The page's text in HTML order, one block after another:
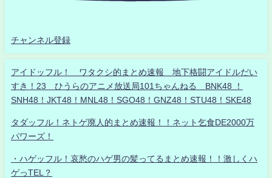
チャンネル登録
アイドッフル！ ワタクシ的まとめ速報 地下格闘アイドルだい
すき！23 ひうらのアニメ放送局101ちゃんねる BNK48 ！
SNH48！JKT48！MNL48！SGO48！GNZ48！STU48！SKE48
タダッフル！ネトゲ廃人的まとめ速報！！ネット乞食DE2000万
パワーズ！
・ハゲッフル！哀愁のハゲ男の髪ってるまとめ速報！！激しくハ
ゲっTEL？